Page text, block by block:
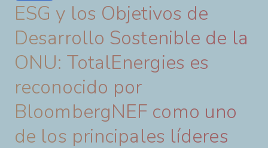
ESG y los Objetivos de
Desarrollo Sostenible de la
ONU: TotalEnergies es
reconocido por
BloombergNEF como uno
de los principales líderes